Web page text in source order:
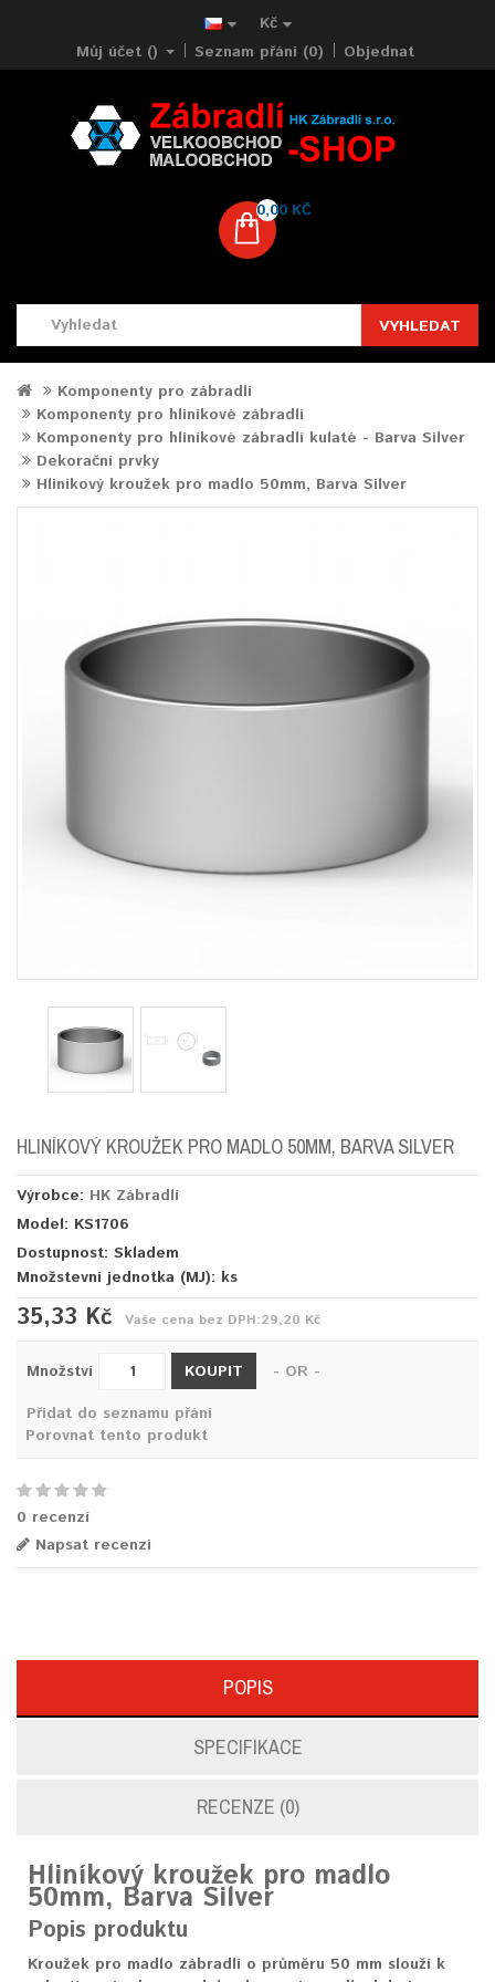
Kč
Můj účet ()
Seznam přání (0) Objednat
0,00 KČ
VYHLEDAT
Komponenty pro zábradlí
Komponenty pro hliníkové zábradlí
Komponenty pro hliníkové zábradlí kulaté - Barva Silver
Dekorační prvky
Hliníkový kroužek pro madlo 50mm, Barva Silver
HLINÍKOVÝ KROUŽEK PRO MADLO 50MM, BARVA SILVER
Výrobce: HK Zábradlí
Model: KS1706
Dostupnost: Skladem
Množstevní jednotka (MJ): ks
35,33 Kč Vaše cena bez DPH:29,20 Kč
Množství KOUPIT
- OR -
Přidat do seznamu přání
Porovnat tento produkt
0 recenzí
Napsat recenzi
POPIS
SPECIFIKACE
RECENZE (0)
Hliníkový kroužek pro madlo
50mm, Barva Silver
Popis produktu
Kroužek pro madlo zábradlí o průměru 50 mm slouží k